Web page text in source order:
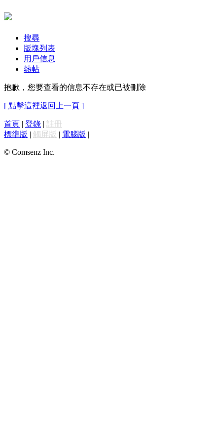
搜尋
版塊列表
用戶信息
熱帖
抱歉，您要查看的信息不存在或已被刪除
[ 點擊這裡返回上一頁 ]
首頁 | 登錄 | 註冊
標準版 | 觸屏版 | 電腦版 |
© Comsenz Inc.